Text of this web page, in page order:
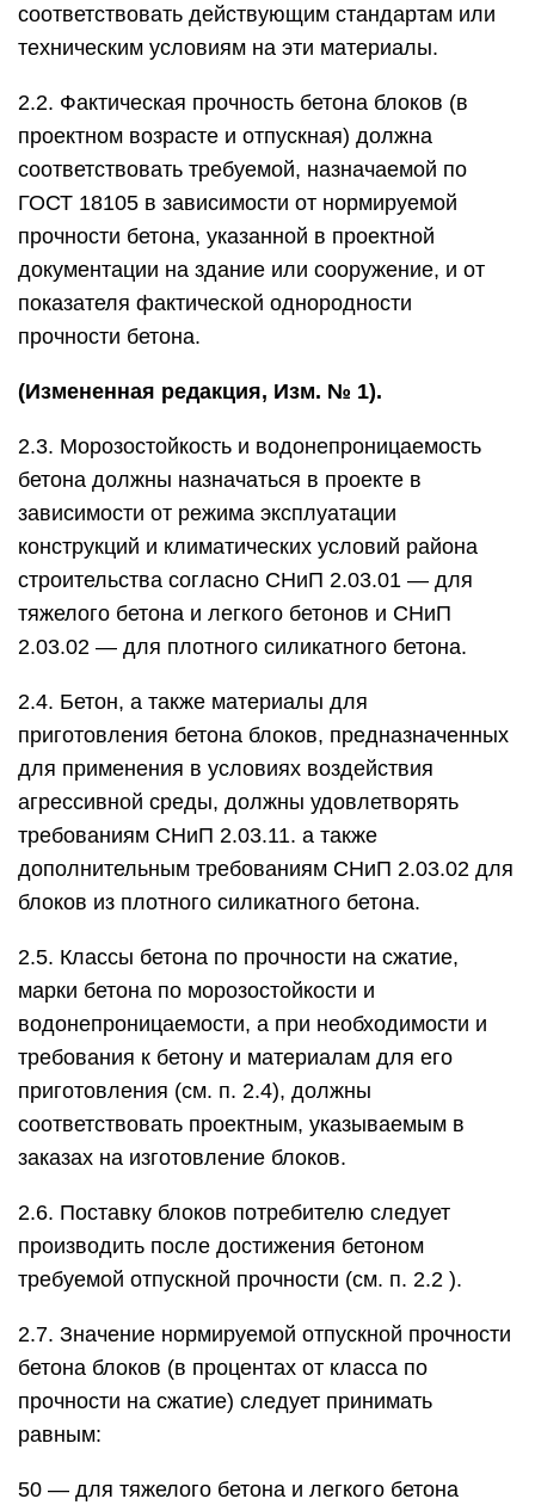
соответствовать действующим стандартам или
техническим условиям на эти материалы.
2.2. Фактическая прочность бетона блоков (в
проектном возрасте и отпускная) должна
соответствовать требуемой, назначаемой по
ГОСТ 18105 в зависимости от нормируемой
прочности бетона, указанной в проектной
документации на здание или сооружение, и от
показателя фактической однородности
прочности бетона.
(Измененная редакция, Изм. № 1).
2.3. Морозостойкость и водонепроницаемость
бетона должны назначаться в проекте в
зависимости от режима эксплуатации
конструкций и климатических условий района
строительства согласно СНиП 2.03.01 — для
тяжелого бетона и легкого бетонов и СНиП
2.03.02 — для плотного силикатного бетона.
2.4. Бетон, а также материалы для
приготовления бетона блоков, предназначенных
для применения в условиях воздействия
агрессивной среды, должны удовлетворять
требованиям СНиП 2.03.11. а также
дополнительным требованиям СНиП 2.03.02 для
блоков из плотного силикатного бетона.
2.5. Классы бетона по прочности на сжатие,
марки бетона по морозостойкости и
водонепроницаемости, а при необходимости и
требования к бетону и материалам для его
приготовления (см. п. 2.4), должны
соответствовать проектным, указываемым в
заказах на изготовление блоков.
2.6. Поставку блоков потребителю следует
производить после достижения бетоном
требуемой отпускной прочности (см. п. 2.2 ).
2.7. Значение нормируемой отпускной прочности
бетона блоков (в процентах от класса по
прочности на сжатие) следует принимать
равным:
50 — для тяжелого бетона и легкого бетона